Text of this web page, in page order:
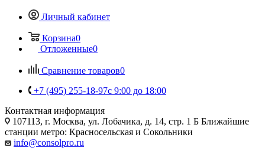
Личный кабинет
Корзина0
Отложенные0
Сравнение товаров0
+7 (495) 255-18-97с 9:00 до 18:00
Контактная информация
107113, г. Москва, ул. Лобачика, д. 14, стр. 1 Б Ближайшие
станции метро: Красносельская и Сокольники
info@consolpro.ru